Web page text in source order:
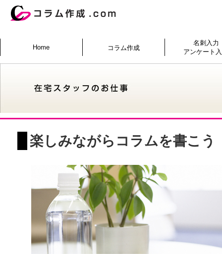
Home コラム作成
名刺入力
アンケート
楽しみながらコラムを書こう